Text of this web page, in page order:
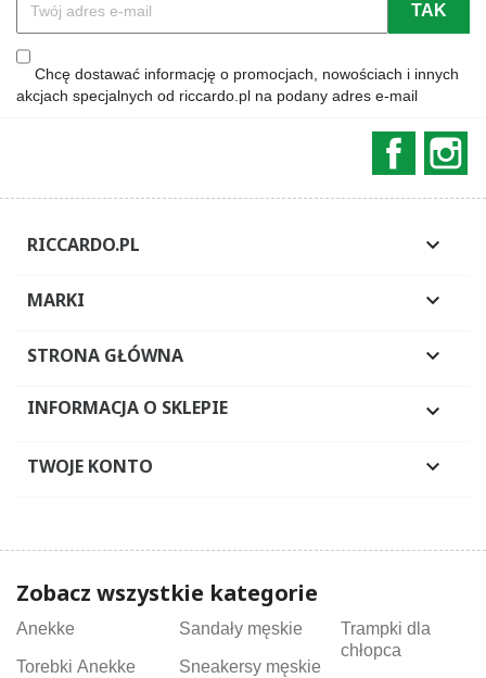
Chcę dostawać informację o promocjach, nowościach i innych
akcjach specjalnych od riccardo.pl na podany adres e-mail
RICCARDO.PL 
MARKI 
STRONA GŁÓWNA 
INFORMACJA O SKLEPIE 
TWOJE KONTO 
Zobacz wszystkie kategorie
Anekke
Torebki Anekke
Sandały męskie
Sneakersy męskie
Trampki dla
chłopca